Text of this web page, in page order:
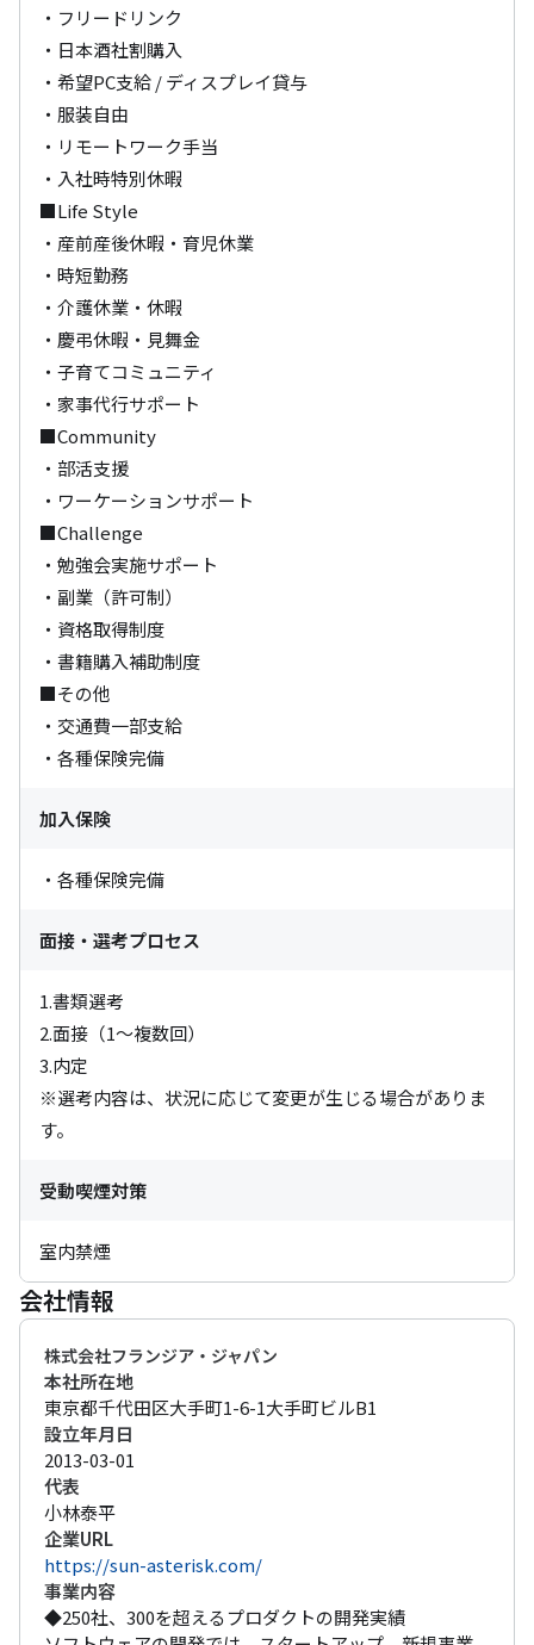
・フリードリンク
・日本酒社割購入
・希望PC支給 / ディスプレイ貸与
・服装自由
・リモートワーク手当
・入社時特別休暇
■Life Style
・産前産後休暇・育児休業
・時短勤務
・介護休業・休暇
・慶弔休暇・見舞金
・子育てコミュニティ
・家事代行サポート
■Community
・部活支援
・ワーケーションサポート
■Challenge
・勉強会実施サポート
・副業（許可制）
・資格取得制度
・書籍購入補助制度
■その他
・交通費一部支給
・各種保険完備
加入保険
・各種保険完備
面接・選考プロセス
1.書類選考
2.面接（1～複数回）
3.内定
※選考内容は、状況に応じて変更が生じる場合がありま
す。
受動喫煙対策
室内禁煙
会社情報
株式会社フランジア・ジャパン
本社所在地
東京都千代田区大手町1-6-1大手町ビルB1
設立年月日
2013-03-01
代表
小林泰平
企業URL
https://sun-asterisk.com/
事業内容
◆250社、300を超えるプロダクトの開発実績